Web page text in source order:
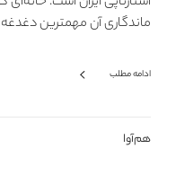
ماندگاری آن مهمترین
ادامه مطلب
هم‌آوا